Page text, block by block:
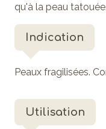
qu'à la peau tatouée.
Indication
Peaux fragilisées.
Utilisation